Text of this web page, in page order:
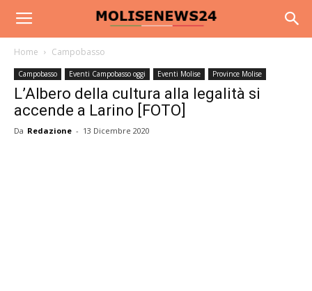
Home Campobasso
Campobasso Eventi Campobasso oggi Eventi Molise Province Molise
L’Albero della cultura alla legalità si
accende a Larino [FOTO]
Da Redazione - 13 Dicembre 2020